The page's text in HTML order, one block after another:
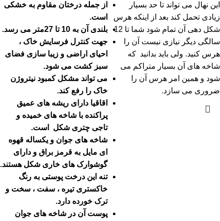
این نهال می تواند تا حد بسیار
زیادی تحمل کند بعد از اینکه هرس
شکل دهی آن تمام شود شما تا 12
سالگی دیگر نیازی نیست آن را
هرس کنید. ولی باید بدانید که
شاخه های آن بسیار متراکم می
شود و همین امر هرس آن را
ضروری می سازد.
از جمله درختان مقاوم به خشکی
است.
بلندی آن به 10 تا 27متر می رسد.
جهت کنترل فرسایش خاک ،
احیای اراضی و زیبا سازی فضای
سبز کشت می شود.
می تواند مشکل کمبود نیتروژن
خاک را رفع کند.
اقاقیا دارای ریشه های عمیق
پراکنده با شاخه های خمیده و
تاجی چتری شکل است.
شاخه های جوان و یکساله قهوه
ای مایل به قرمز براق و دارای
گوشوارک های خاری شکل هستند.
تنه این درخت پوستی به رنگ
خاکستری تیره ، سفت ، سخت و
ترک خورده دارد.
پوست آن در شاخه های جوان